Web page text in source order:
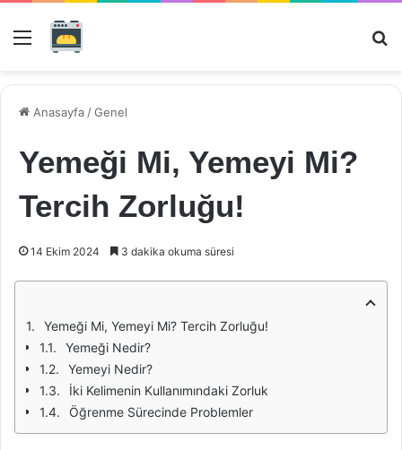
Menü
Anasayfa /Genel
Yemeği Mi, Yemeyi Mi?
Tercih Zorluğu!
14 Ekim 2024 3 dakika okuma süresi
Yemeği Mi, Yemeyi Mi? Tercih Zorluğu!
Yemeği Nedir?
Yemeyi Nedir?
İki Kelimenin Kullanımındaki Zorluk
Öğrenme Sürecinde Problemler